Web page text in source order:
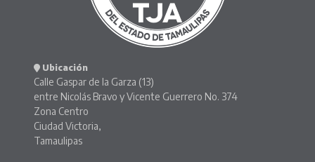
Ubicación
Calle Gaspar de la Garza (13)
entre Nicolás Bravo y Vicente Guerrero No. 374
Zona Centro
Ciudad Victoria,
Tamaulipas